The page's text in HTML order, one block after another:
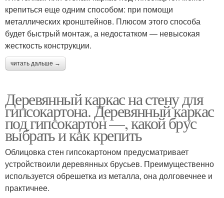
крепиться еще одним способом: при помощи
металлических кронштейнов. Плюсом этого способа
будет быстрый монтаж, а недостатком — невысокая
жесткость конструкции.
читать дальше →
Деревянный каркас на стену для
гипсокартона. Деревянный каркас
под гипсокартон —, какой брус
выбрать и как крепить
Облицовка стен гипсокартоном предусматривает
устройствоили деревянных брусьев. Преимущественно
используется обрешетка из металла, она долговечнее и
практичнее.